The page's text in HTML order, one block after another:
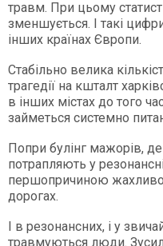
травм. При цьому
зменшується. І такі
інших країнах Європи.
Стабільно велика
трагедії на кшталт
в інших містах до того
займеться системно
Попри булінг мажорів,
потрапляють у
першопричиною
дорогах.
І в резонансних, і у
травмуються люди.